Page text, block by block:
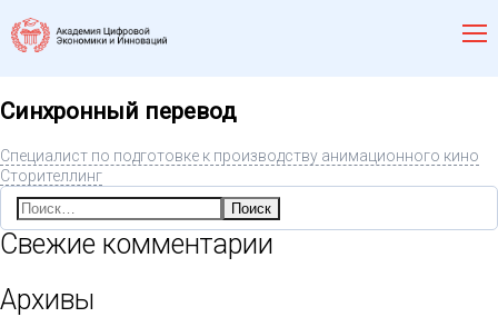
Синхронный перевод
Специалист по подготовке к производству анимационного кино
Сторителлинг
Найти:
Свежие комментарии
Архивы